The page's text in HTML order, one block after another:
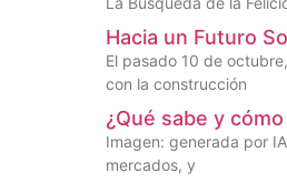
Hacia un Futuro
El pasado 10 de
con la construcción
¿Qué sabe y
Imagen: generada por
mercados, y